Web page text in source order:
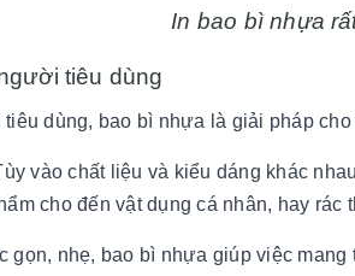
In bao bì nhựa
tiêu dùng
dùng, bao bì nhựa là giải pháp
vào chất liệu và kiểu dáng khác
cho đến vật dụng cá nhân, hay rác
gọn, nhẹ, bao bì nhựa giúp việc mang